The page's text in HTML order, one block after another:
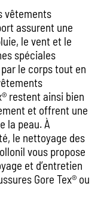
vêtements
assurent une
le vent et le
spéciales
le corps tout en
restent ainsi bien
et offrent une
la peau. À
le nettoyage des
vous propose
et d’entretien
Gore Tex® ou